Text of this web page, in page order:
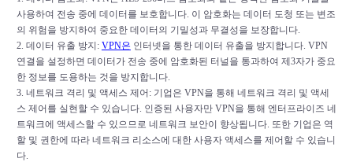
사용하여 전송 중에 데이터를 보호합니다. 이 암호화는 데이터 도청 또는 변조
의 위험을 방지하여 중요한 데이터의 기밀성과 무결성을 보장합니다.
2. 데이터 유출 방지: VPN은 인터넷을 통한 데이터 유출을 방지합니다. VPN
연결을 설정하면 데이터가 전송 중에 암호화된 터널을 통과하여 제3자가 중요
한 정보를 도용하는 것을 방지합니다.
3. 네트워크 격리 및 액세스 제어: 기업은 VPN을 통해 네트워크 격리 및 액세
스 제어를 실현할 수 있습니다. 인증된 사용자만 VPN을 통해 엔터프라이즈 네
트워크에 액세스할 수 있으므로 네트워크 보안이 향상됩니다. 또한 기업은 역
할 및 권한에 따라 네트워크 리소스에 대한 사용자 액세스를 제어할 수 있습니
다.